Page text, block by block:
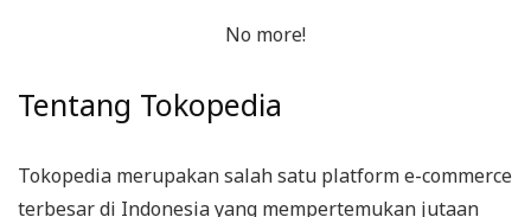
No more!
Tentang Tokopedia
Tokopedia merupakan salah satu platform e-commerce
terbesar di Indonesia yang mempertemukan jutaan